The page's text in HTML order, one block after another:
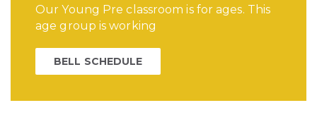
Our Young Pre classroom is for ages. This
age group is working
BELL SCHEDULE